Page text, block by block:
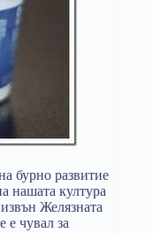
бурно развитие
нашата култура
Желязната
е чувал за